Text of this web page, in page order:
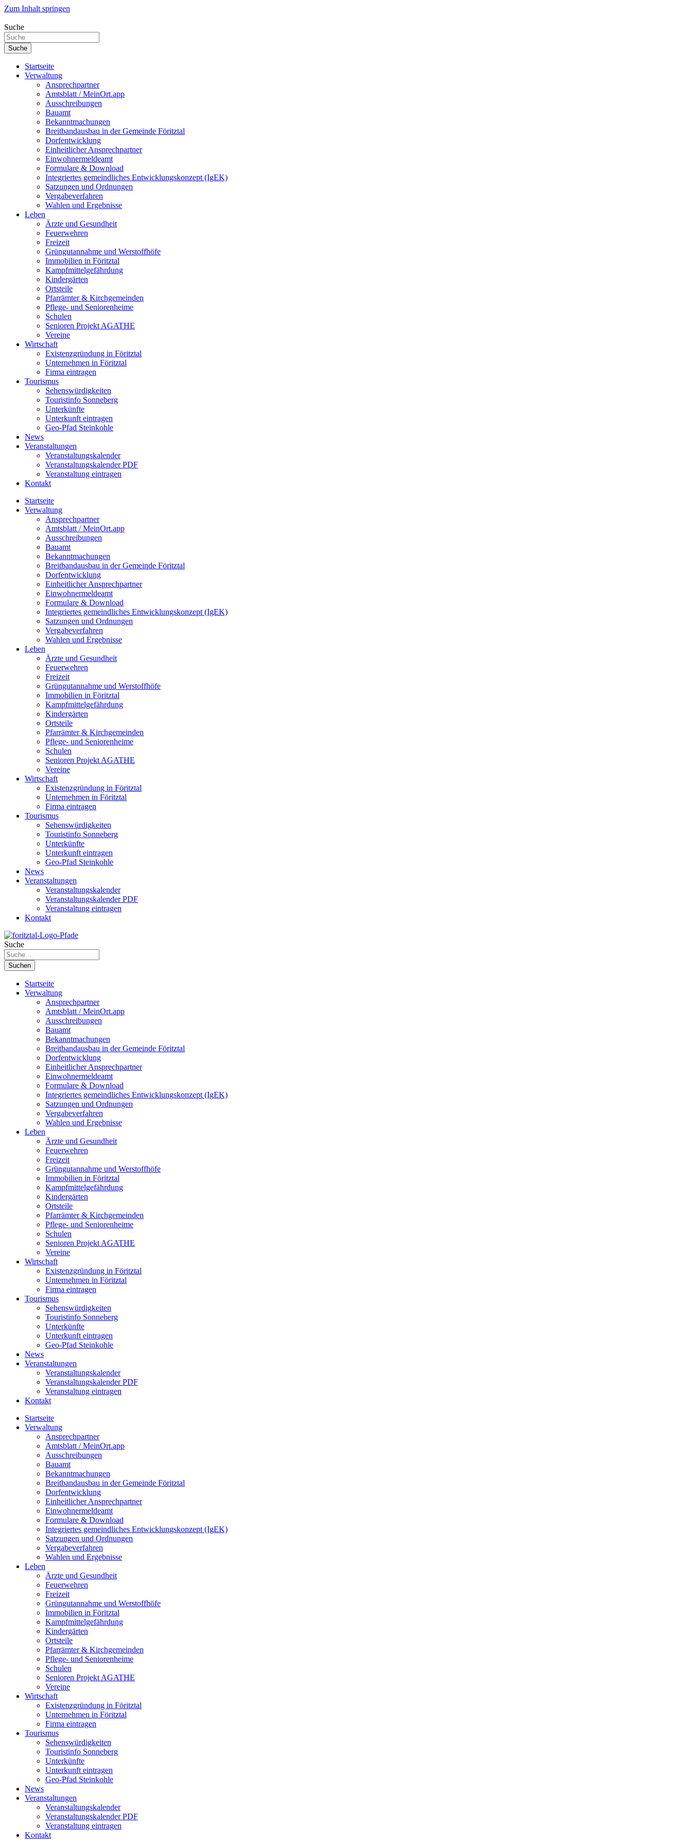
Zum Inhalt springen
Suche
Suche
Startseite
Verwaltung
Ansprechpartner
Amtsblatt / MeinOrt.app
Ausschreibungen
Bauamt
Bekanntmachungen
Breitbandausbau in der Gemeinde Föritztal
Dorfentwicklung
Einheitlicher Ansprechpartner
Einwohnermeldeamt
Formulare & Download
Integriertes gemeindliches Entwicklungskonzept (IgEK)
Satzungen und Ordnungen
Vergabeverfahren
Wahlen und Ergebnisse
Leben
Ärzte und Gesundheit
Feuerwehren
Freizeit
Grüngutannahme und Werstoffhöfe
Immobilien in Föritztal
Kampfmittelgefährdung
Kindergärten
Ortsteile
Pfarrämter & Kirchgemeinden
Pflege- und Seniorenheime
Schulen
Senioren Projekt AGATHE
Vereine
Wirtschaft
Existenzgründung in Föritztal
Unternehmen in Föritztal
Firma eintragen
Tourismus
Sehenswürdigkeiten
Touristinfo Sonneberg
Unterkünfte
Unterkunft eintragen
Geo-Pfad Steinkohle
News
Veranstaltungen
Veranstaltungskalender
Veranstaltungskalender PDF
Veranstaltung eintragen
Kontakt
Startseite
Verwaltung
Ansprechpartner
Amtsblatt / MeinOrt.app
Ausschreibungen
Bauamt
Bekanntmachungen
Breitbandausbau in der Gemeinde Föritztal
Dorfentwicklung
Einheitlicher Ansprechpartner
Einwohnermeldeamt
Formulare & Download
Integriertes gemeindliches Entwicklungskonzept (IgEK)
Satzungen und Ordnungen
Vergabeverfahren
Wahlen und Ergebnisse
Leben
Ärzte und Gesundheit
Feuerwehren
Freizeit
Grüngutannahme und Werstoffhöfe
Immobilien in Föritztal
Kampfmittelgefährdung
Kindergärten
Ortsteile
Pfarrämter & Kirchgemeinden
Pflege- und Seniorenheime
Schulen
Senioren Projekt AGATHE
Vereine
Wirtschaft
Existenzgründung in Föritztal
Unternehmen in Föritztal
Firma eintragen
Tourismus
Sehenswürdigkeiten
Touristinfo Sonneberg
Unterkünfte
Unterkunft eintragen
Geo-Pfad Steinkohle
News
Veranstaltungen
Veranstaltungskalender
Veranstaltungskalender PDF
Veranstaltung eintragen
Kontakt
Suche
Suchen
Startseite
Verwaltung
Ansprechpartner
Amtsblatt / MeinOrt.app
Ausschreibungen
Bauamt
Bekanntmachungen
Breitbandausbau in der Gemeinde Föritztal
Dorfentwicklung
Einheitlicher Ansprechpartner
Einwohnermeldeamt
Formulare & Download
Integriertes gemeindliches Entwicklungskonzept (IgEK)
Satzungen und Ordnungen
Vergabeverfahren
Wahlen und Ergebnisse
Leben
Ärzte und Gesundheit
Feuerwehren
Freizeit
Grüngutannahme und Werstoffhöfe
Immobilien in Föritztal
Kampfmittelgefährdung
Kindergärten
Ortsteile
Pfarrämter & Kirchgemeinden
Pflege- und Seniorenheime
Schulen
Senioren Projekt AGATHE
Vereine
Wirtschaft
Existenzgründung in Föritztal
Unternehmen in Föritztal
Firma eintragen
Tourismus
Sehenswürdigkeiten
Touristinfo Sonneberg
Unterkünfte
Unterkunft eintragen
Geo-Pfad Steinkohle
News
Veranstaltungen
Veranstaltungskalender
Veranstaltungskalender PDF
Veranstaltung eintragen
Kontakt
Startseite
Verwaltung
Ansprechpartner
Amtsblatt / MeinOrt.app
Ausschreibungen
Bauamt
Bekanntmachungen
Breitbandausbau in der Gemeinde Föritztal
Dorfentwicklung
Einheitlicher Ansprechpartner
Einwohnermeldeamt
Formulare & Download
Integriertes gemeindliches Entwicklungskonzept (IgEK)
Satzungen und Ordnungen
Vergabeverfahren
Wahlen und Ergebnisse
Leben
Ärzte und Gesundheit
Feuerwehren
Freizeit
Grüngutannahme und Werstoffhöfe
Immobilien in Föritztal
Kampfmittelgefährdung
Kindergärten
Ortsteile
Pfarrämter & Kirchgemeinden
Pflege- und Seniorenheime
Schulen
Senioren Projekt AGATHE
Vereine
Wirtschaft
Existenzgründung in Föritztal
Unternehmen in Föritztal
Firma eintragen
Tourismus
Sehenswürdigkeiten
Touristinfo Sonneberg
Unterkünfte
Unterkunft eintragen
Geo-Pfad Steinkohle
News
Veranstaltungen
Veranstaltungskalender
Veranstaltungskalender PDF
Veranstaltung eintragen
Kontakt